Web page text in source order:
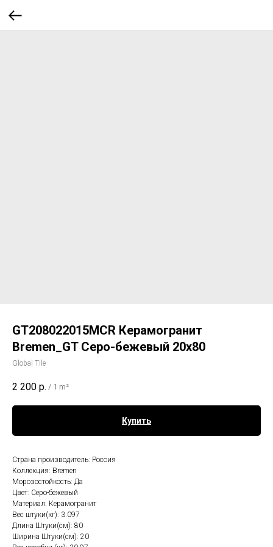
GT208022015MСR Керамогранит
Bremen_GT Серо-бежевый 20x80
Global Tile
2 200 р. / 1 m²
Купить
Страна производитель: Россия
Коллекция: Bremen
Морозостойкость: Да
Цвет: Серо-бежевый
Материал: Керамогранит
Вес штуки(кг): 3.097
Длина Штуки(см): 80
Ширина Штуки(см): 20